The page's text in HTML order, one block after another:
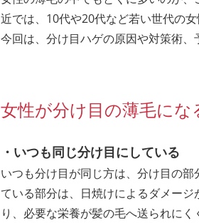
近では、10代や20代など若い世代の
今回は、分け目ハゲの原因や対策術、
女性が分け目の薄毛にな
・いつも同じ分け目にしている
いつも分け目が同じ方は、分け目の
ている部分は、日焼けによるダメー
り、必要な栄養が髪の毛へ送られにく